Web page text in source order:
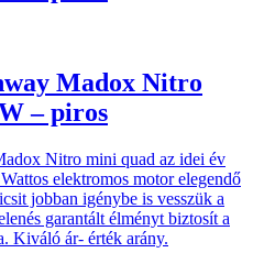
Madox Nitro
– piros
Nitro mini quad az idei év
elektromos motor elegendő
jobban igénybe is vesszük a
garantált élményt biztosít a
Kiváló ár- érték arány.